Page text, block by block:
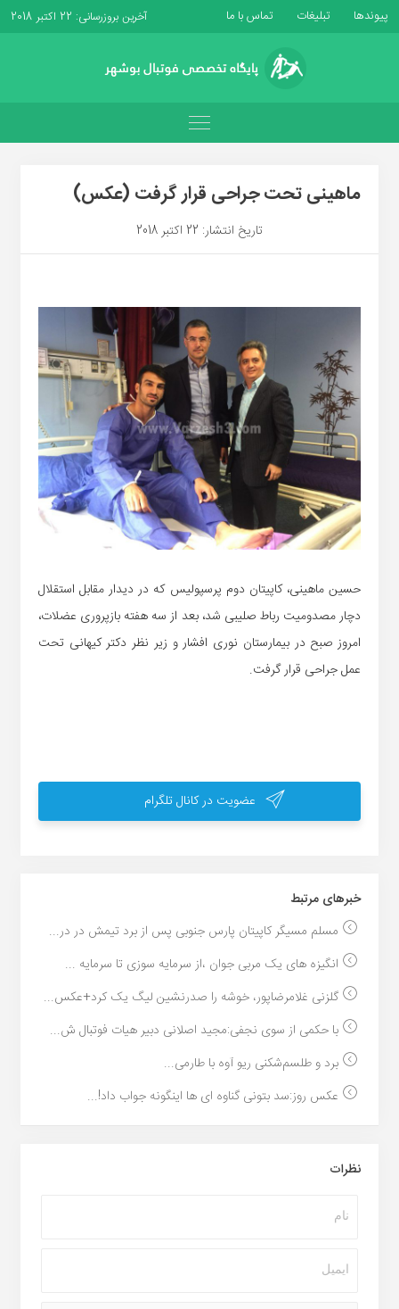
پیوندها تبلیغات تماس با ما آخرین بروزرسانی: 22 اکتبر 2018
ماهینی تحت جراحی قرار گرفت (عکس)
تاریخ انتشار: 22 اکتبر 2018
حسین ماهینی، کاپیتان دوم پرسپولیس که در‌ دیدار مقابل استقلال
دچار مصدومیت رباط صلیبی شد، بعد از سه هفته بازپروری عضلات،
امروز صبح در بیمارستان نوری افشار و زیر نظر دکتر کیهانی تحت
عمل جراحی قرار گرفت.
عضویت در کانال تلگرام
خبر‌های مرتبط
مسلم مسیگر کاپیتان پارس جنوبی پس از برد تیمش در در...
انگیزه های یک مربی جوان ،از سرمایه سوزی تا سرمایه ...
گلزنی غلامرضاپور، خوشه را صدرنشین لیگ یک کرد+عکس...
با حکمی از سوی نجفی:مجید اصلانی دبیر هیات فوتبال ش...
برد و طلسم‌شکنی ریو آوه با طارمی...
عکس روز:سد بتونی گناوه ای ها اینگونه جواب داد!...
نظرات